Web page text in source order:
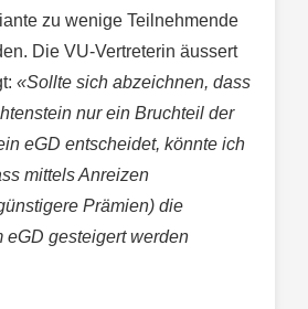
zu wenige Teilnehmende
Die VU-Vertreterin äussert
«Sollte sich abzeichnen, dass
nur ein Bruchteil der
eGD entscheidet, könnte ich
mittels Anreizen
Prämien) die
eGD gesteigert werden